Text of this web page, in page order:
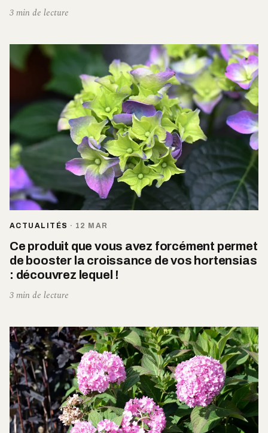
3 min de lecture
ACTUALITÉS · 12 MAR
Ce produit que vous avez forcément permet
de booster la croissance de vos hortensias
: découvrez lequel !
3 min de lecture